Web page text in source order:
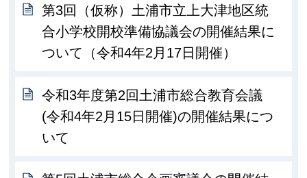
第3回（仮称）土浦市立上大津地区統
合小学校開校準備協議会の開催結果に
ついて（令和4年2月17日開催）
令和3年度第2回土浦市総合教育会議
(令和4年2月15日開催)の開催結果につ
いて